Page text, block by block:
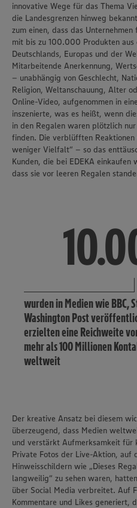
innovative Wege für das Thema
die Landesgrenzen hinweg
zum einen, dass das
mit bis zu 100.000 Produkten aus
Deutschlands, Europas und der
Mitarbeitende Anerkennung,
– unabhängig von Geschlecht,
Religion, Weltanschauung, Alter
Online-Video, aufgenommen in
inszenierte, was es heißt, wenn
in den Regalen waren plötzlich
finden. Die verblüfften
weniger Vielfalt“ – so das
Kunden, die bei EDEKA
dass sie vor leeren Regalen
Der kreative Ansatz bei diesem
überzeugend, dass Medien
und verstärkt Aufmerksamkeit
Private Fotos der Live-Aktion, auf
Hinweisschildern wie „Dieses
langweilig“ zu sehen waren,
über Social Media verbreitet. Auf
Kommentare und Likes generiert,
wurden in Medien wie BBC,
Washington Post
erzielten eine Reichweite
mehr als 100 Millionen
weltweit